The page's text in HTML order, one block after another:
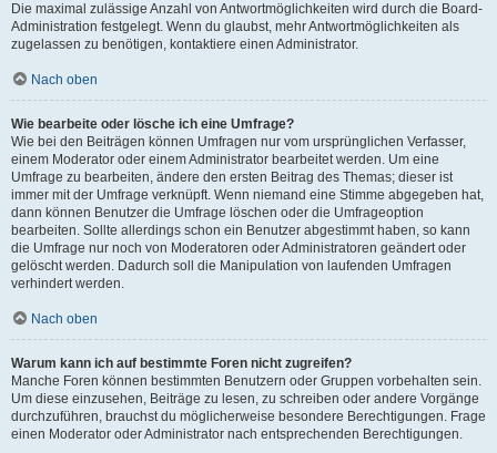
Die maximal zulässige Anzahl von Antwortmöglichkeiten wird durch die Board-
Administration festgelegt. Wenn du glaubst, mehr Antwortmöglichkeiten als
zugelassen zu benötigen, kontaktiere einen Administrator.
Nach oben
Wie bearbeite oder lösche ich eine Umfrage?
Wie bei den Beiträgen können Umfragen nur vom ursprünglichen Verfasser,
einem Moderator oder einem Administrator bearbeitet werden. Um eine
Umfrage zu bearbeiten, ändere den ersten Beitrag des Themas; dieser ist
immer mit der Umfrage verknüpft. Wenn niemand eine Stimme abgegeben hat,
dann können Benutzer die Umfrage löschen oder die Umfrageoption
bearbeiten. Sollte allerdings schon ein Benutzer abgestimmt haben, so kann
die Umfrage nur noch von Moderatoren oder Administratoren geändert oder
gelöscht werden. Dadurch soll die Manipulation von laufenden Umfragen
verhindert werden.
Nach oben
Warum kann ich auf bestimmte Foren nicht zugreifen?
Manche Foren können bestimmten Benutzern oder Gruppen vorbehalten sein.
Um diese einzusehen, Beiträge zu lesen, zu schreiben oder andere Vorgänge
durchzuführen, brauchst du möglicherweise besondere Berechtigungen. Frage
einen Moderator oder Administrator nach entsprechenden Berechtigungen.